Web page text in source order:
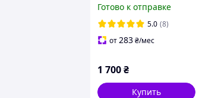
Готово к отправке
5.0 (8)
от 283₴/мес
1 700₴
Купить